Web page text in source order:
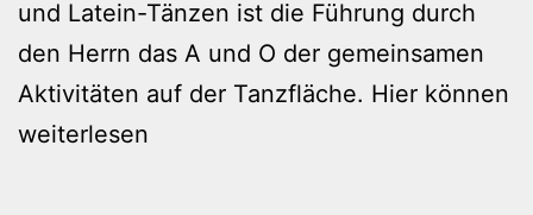
und Latein-Tänzen ist die Führung durch
den Herrn das A und O der gemeinsamen
Aktivitäten auf der Tanzfläche. Hier können
Tanzen
weiterlesen